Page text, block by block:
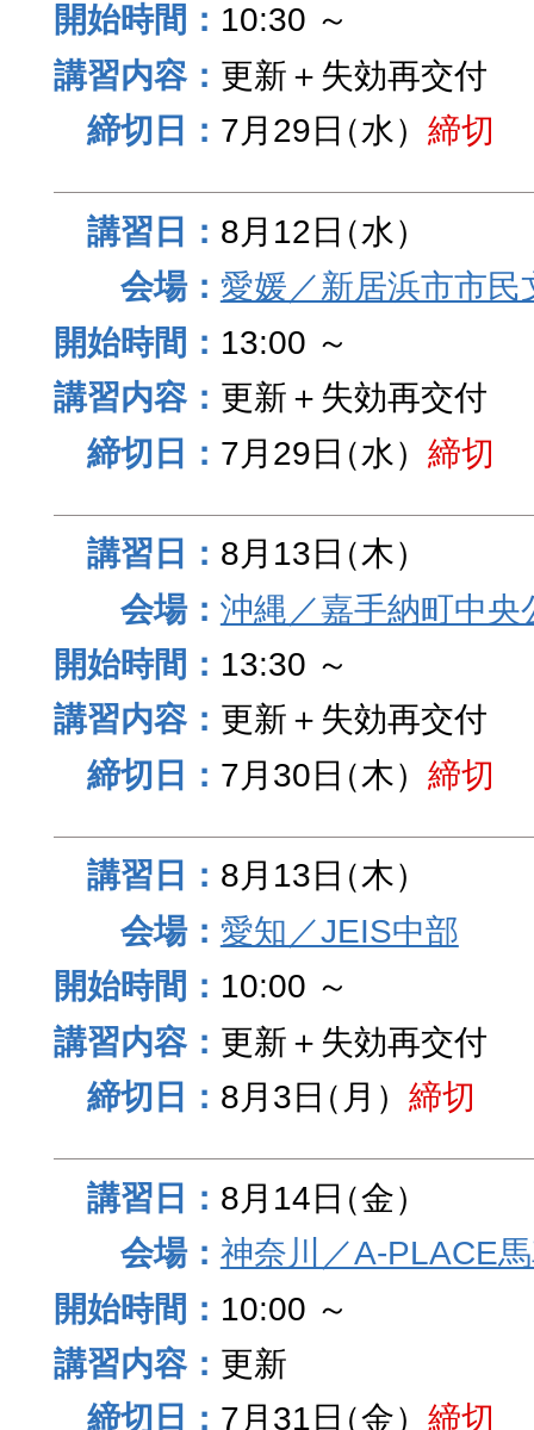
10:30 ～
更新＋失効再交付
7月29日（水） 締切
8月12日（水）
愛媛／新居浜市市
13:00 ～
更新＋失効再交付
7月29日（水） 締切
8月13日（木）
沖縄／嘉手納町中央
13:30 ～
更新＋失効再交付
7月30日（木） 締切
8月13日（木）
愛知／JEIS中部
10:00 ～
更新＋失効再交付
8月3日（月） 締切
8月14日（金）
神奈川／A-PLACE
10:00 ～
更新
7月31日（金） 締切